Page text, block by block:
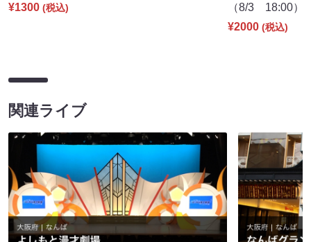
¥1300 (税込)
（8/3 18:00）
¥2000 (税込)
関連ライブ